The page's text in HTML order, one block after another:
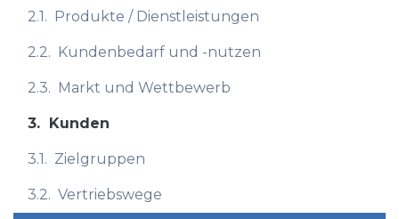
2.1. Produkte / Dienstleistungen
2.2. Kundenbedarf und -nutzen
2.3. Markt und Wettbewerb
3. Kunden
3.1. Zielgruppen
3.2. Vertriebswege